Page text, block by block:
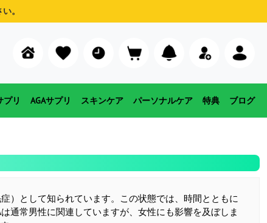
。
プリ AGAサプリ スキンケア パーソナルケア 特典 ブログ
）として知られています。この状態では、時間とともに
通常男性に関連していますが、女性にも影響を及ぼしま